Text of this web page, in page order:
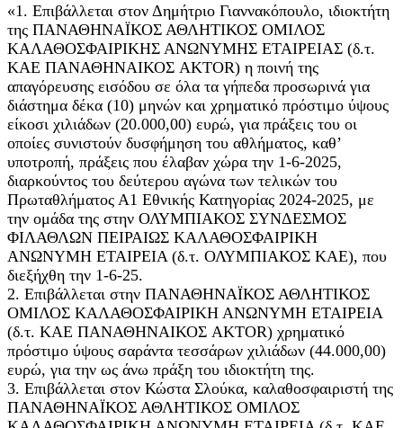
«1. Επιβάλλεται στον Δημήτριο Γιαννακόπουλο, ιδιοκτήτη
της ΠΑΝΑΘΗΝΑΪΚΟΣ ΑΘΛΗΤΙΚΟΣ ΟΜΙΛΟΣ
ΚΑΛΑΘΟΣΦΑΙΡΙΚΗΣ ΑΝΩΝΥΜΗΣ ΕΤΑΙΡΕΙΑΣ (δ.τ.
ΚΑΕ ΠΑΝΑΘΗΝΑΙΚΟΣ AKTOR) η ποινή της
απαγόρευσης εισόδου σε όλα τα γήπεδα προσωρινά για
διάστημα δέκα (10) μηνών και χρηματικό πρόστιμο ύψους
είκοσι χιλιάδων (20.000,00) ευρώ, για πράξεις του οι
οποίες συνιστούν δυσφήμηση του αθλήματος, καθ’
υποτροπή, πράξεις που έλαβαν χώρα την 1-6-2025,
διαρκούντος του δεύτερου αγώνα των τελικών του
Πρωταθλήματος Α1 Εθνικής Κατηγορίας 2024-2025, με
την ομάδα της στην ΟΛΥΜΠΙΑΚΟΣ ΣΥΝΔΕΣΜΟΣ
ΦΙΛΑΘΛΩΝ ΠΕΙΡΑΙΩΣ ΚΑΛΑΘΟΣΦΑΙΡΙΚΗ
ΑΝΩΝΥΜΗ ΕΤΑΙΡΕΙΑ (δ.τ. ΟΛΥΜΠΙΑΚΟΣ ΚΑΕ), που
διεξήχθη την 1-6-25.
2. Επιβάλλεται στην ΠΑΝΑΘΗΝΑΪΚΟΣ ΑΘΛΗΤΙΚΟΣ
ΟΜΙΛΟΣ ΚΑΛΑΘΟΣΦΑΙΡΙΚΗ ΑΝΩΝΥΜΗ ΕΤΑΙΡΕΙΑ
(δ.τ. ΚΑΕ ΠΑΝΑΘΗΝΑΙΚΟΣ AKTOR) χρηματικό
πρόστιμο ύψους σαράντα τεσσάρων χιλιάδων (44.000,00)
ευρώ, για την ως άνω πράξη του ιδιοκτήτη της.
3. Επιβάλλεται στον Κώστα Σλούκα, καλαθοσφαιριστή της
ΠΑΝΑΘΗΝΑΪΚΟΣ ΑΘΛΗΤΙΚΟΣ ΟΜΙΛΟΣ